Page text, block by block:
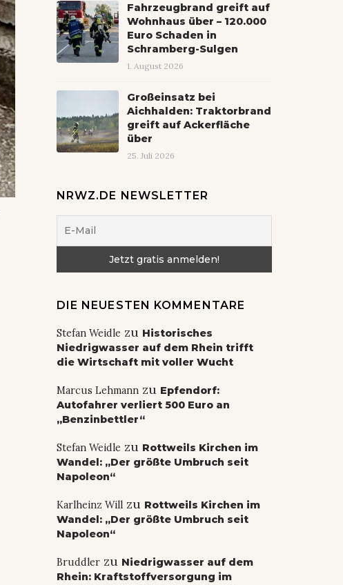
Fahrzeugbrand greift auf
Wohnhaus über – 120.000
Euro Schaden in
Schramberg-Sulgen
1. August 2026
Großeinsatz bei
Aichhalden: Traktorbrand
greift auf Ackerfläche
über
25. Juli 2026
NRWZ.DE NEWSLETTER
DIE NEUESTEN KOMMENTARE
Stefan Weidle zu Historisches
Niedrigwasser auf dem Rhein trifft
die Wirtschaft mit voller Wucht
Marcus Lehmannzu Epfendorf:
Autofahrer verliert 500 Euro an
„Benzinbettler“
Stefan Weidle zu Rottweils Kirchen im
Wandel: „Der größte Umbruch seit
Napoleon“
Karlheinz Willzu Rottweils Kirchen im
Wandel: „Der größte Umbruch seit
Napoleon“
Bruddlerzu Niedrigwasser auf dem
Rhein: Kraftstoffversorgung im